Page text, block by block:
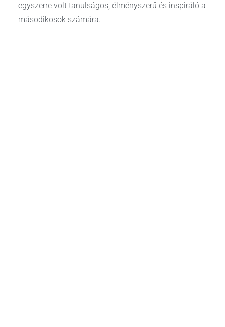
egyszerre volt tanulságos, élményszerű és inspiráló a
másodikosok számára.